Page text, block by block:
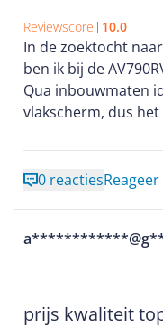
presteren.
Reviewscore 10.0
In de zoektocht
ben ik bij de
Qua inbouwmaten
vlakscherm, dus
stand goed
Design is mooi en
0 reactiesReageer
prijs kwaliteit